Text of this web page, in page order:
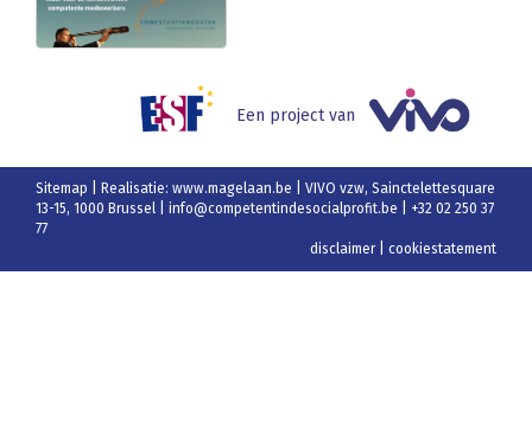
Een project van
Sitemap | Realisatie: www.magelaan.be
| VIVO vzw, Sainctelettesquare
13-15, 1000 Brussel | info@competentindesocialprofit.be
| +32 02 250 37
77
disclaimer
cookiestatement